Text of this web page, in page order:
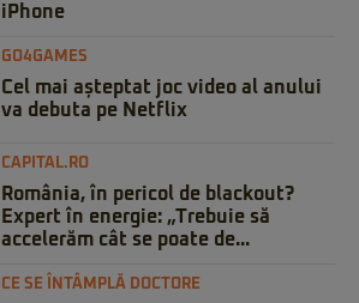
iPhone
GO4GAMES
Cel mai așteptat joc video al anului
va debuta pe Netflix
CAPITAL.RO
România, în pericol de blackout?
Expert în energie: „Trebuie să
accelerăm cât se poate de...
CE SE ÎNTÂMPLĂ DOCTORE